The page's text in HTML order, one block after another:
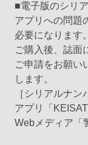
■電子版のシリ
アプリへの問題
必要になります。
ご購入後、誌面
ご申請をお願い
します。
［シリアルナン
アプリ「
Webメディア「